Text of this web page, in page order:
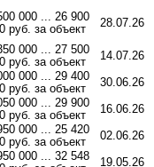
000 ... 26 900
руб. за объект
28.07.26
000 ... 27 500
руб. за объект
14.07.26
000 ... 29 400
руб. за объект
30.06.26
000 ... 29 900
руб. за объект
16.06.26
000 ... 25 420
руб. за объект
02.06.26
000 ... 32 548
19.05.26